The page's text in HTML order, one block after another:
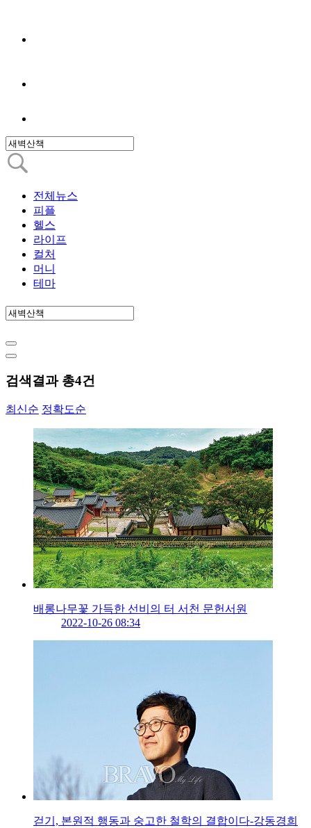
전체뉴스
피플
헬스
라이프
컬처
머니
테마
검색결과 총4건
최신순 정확도순
배롱나무꽃 가득한 선비의 터 서천 문헌서원
2022-10-26 08:34
걷기, 본원적 행동과 숭고한 철학의 결합이다-강동경희